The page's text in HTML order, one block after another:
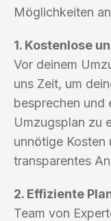
Möglichkeiten
1. Kostenlose
Vor deinem
uns Zeit, um
besprechen und
Umzugsplan zu
unnötige Kosten
transparentes
2. Effiziente
Team von